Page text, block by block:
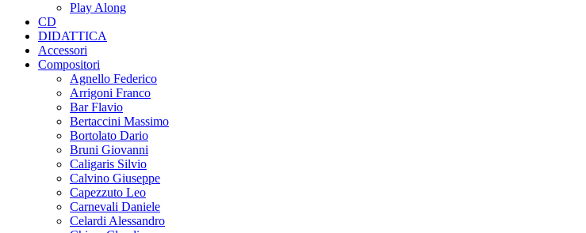
Play Along
CD
DIDATTICA
Accessori
Compositori
Agnello Federico
Arrigoni Franco
Bar Flavio
Bertaccini Massimo
Bortolato Dario
Bruni Giovanni
Caligaris Silvio
Calvino Giuseppe
Capezzuto Leo
Carnevali Daniele
Celardi Alessandro